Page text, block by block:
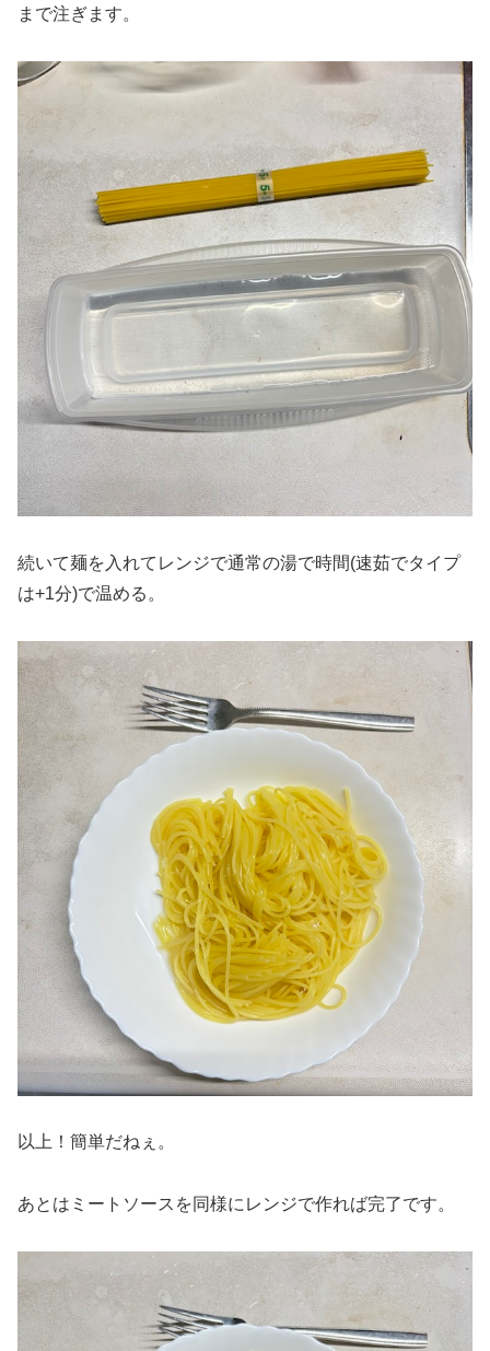
まで注ぎます。
続いて麺を入れてレンジで通常の湯で時間(速茹でタイプ
は+1分)で温める。
以上！簡単だねぇ。
あとはミートソースを同様にレンジで作れば完了です。